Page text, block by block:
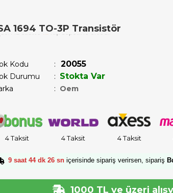
1694 TO-3P Transistör
Kodu 20055
Durumu : Stokta Var
: Oem
4 Taksit 4 Taksit 4 Taksit
9 saat 44 dk 26 sn içerisinde sipariş verirsen, sipariş
1000 TL ve üzeri